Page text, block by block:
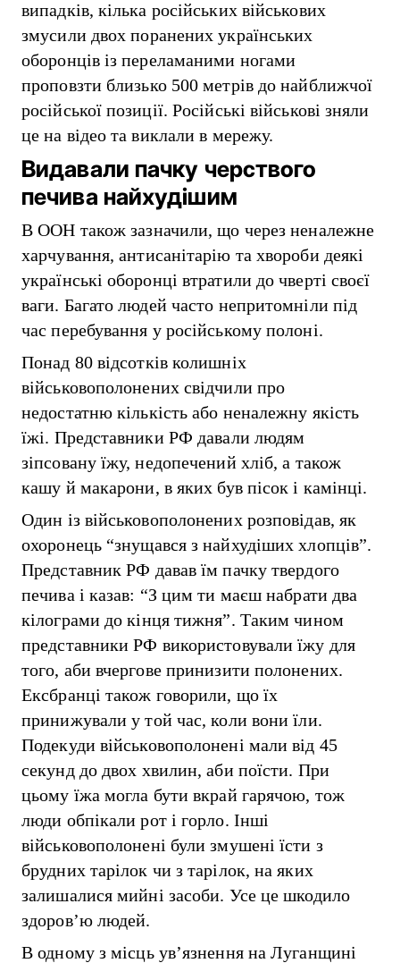
випадків, кілька російських військових
змусили двох поранених українських
оборонців із переламаними ногами
проповзти близько 500 метрів до найближчої
російської позиції. Російські військові зняли
це на відео та виклали в мережу.
Видавали пачку черствого
печива найхудішим
В ООН також зазначили, що через неналежне
харчування, антисанітарію та хвороби деякі
українські оборонці втратили до чверті своєї
ваги. Багато людей часто непритомніли під
час перебування у російському полоні.
Понад 80 відсотків колишніх
військовополонених свідчили про
недостатню кількість або неналежну якість
їжі. Представники РФ давали людям
зіпсовану їжу, недопечений хліб, а також
кашу й макарони, в яких був пісок і камінці.
Один із військовополонених розповідав, як
охоронець “знущався з найхудіших хлопців”.
Представник РФ давав їм пачку твердого
печива і казав: “З цим ти маєш набрати два
кілограми до кінця тижня”. Таким чином
представники РФ використовували їжу для
того, аби вчергове принизити полонених.
Ексбранці також говорили, що їх
принижували у той час, коли вони їли.
Подекуди військовополонені мали від 45
секунд до двох хвилин, аби поїсти. При
цьому їжа могла бути вкрай гарячою, тож
люди обпікали рот і горло. Інші
військовополонені були змушені їсти з
брудних тарілок чи з тарілок, на яких
залишалися мийні засоби. Усе це шкодило
здоров’ю людей.
В одному з місць ув’язнення на Луганщині